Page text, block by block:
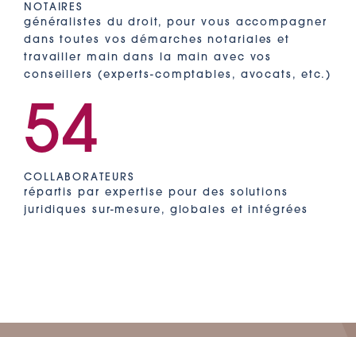
NOTAIRES
généralistes du droit, pour vous accompagner
dans toutes vos démarches notariales et
travailler main dans la main avec vos
conseillers (experts-comptables, avocats, etc.)
54
COLLABORATEURS
répartis par expertise pour des solutions
juridiques sur-mesure, globales et intégrées